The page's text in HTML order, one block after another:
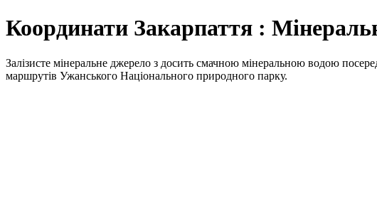
Координати Закарпаття :
Залізисте мінеральне джерело з досить смачною мінеральною водою
маршрутів Ужанського Національного природного парку.